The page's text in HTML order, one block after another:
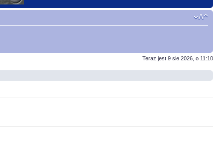
Teraz jest 9 sie 2026, o 11:10